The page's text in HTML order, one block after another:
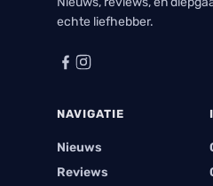
echte liefhebber.
NAVIGATIE
Nieuws
Reviews